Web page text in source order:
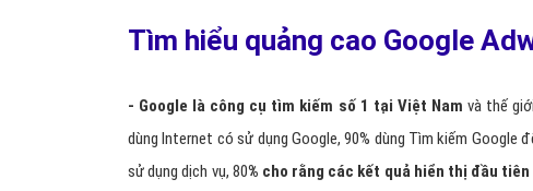
Tìm hiểu quảng cao Google
- Google là công cụ tìm kiếm số 1 tại Việt Nam và thế
dùng Internet có sử dụng Google, 90% dùng Tìm kiếm
sử dụng dịch vụ, 80% cho rằng các kết quả hiển thị đầu